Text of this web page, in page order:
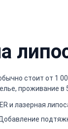
стоит от 1
проживание в
и лазерная